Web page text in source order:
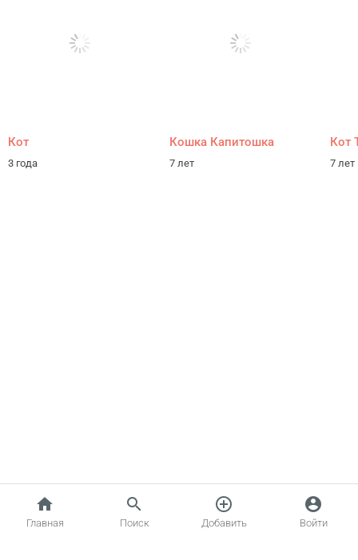
Кот
3 года
Кошка Капитошка
7 лет
Кот
7 лет
home
Главная
search
Поиск
add_circle_outline
Добавить
account_circle
Войти